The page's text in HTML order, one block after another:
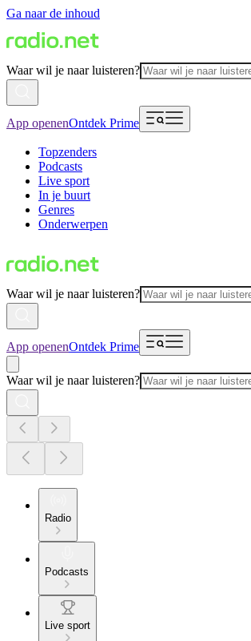
Ga naar de inhoud
Waar wil je naar luisteren?
App openenOntdek Prime
Topzenders
Podcasts
Live sport
In je buurt
Genres
Onderwerpen
Waar wil je naar luisteren?
App openenOntdek Prime
Waar wil je naar luisteren?
Radio
Podcasts
Live sport